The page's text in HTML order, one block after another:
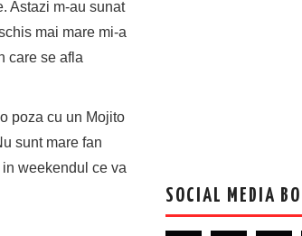
Astazi m-au sunat
mai mare mi-a
care se afla
poza cu un Mojito
sunt mare fan
weekendul ce va
SOCIAL MEDIA